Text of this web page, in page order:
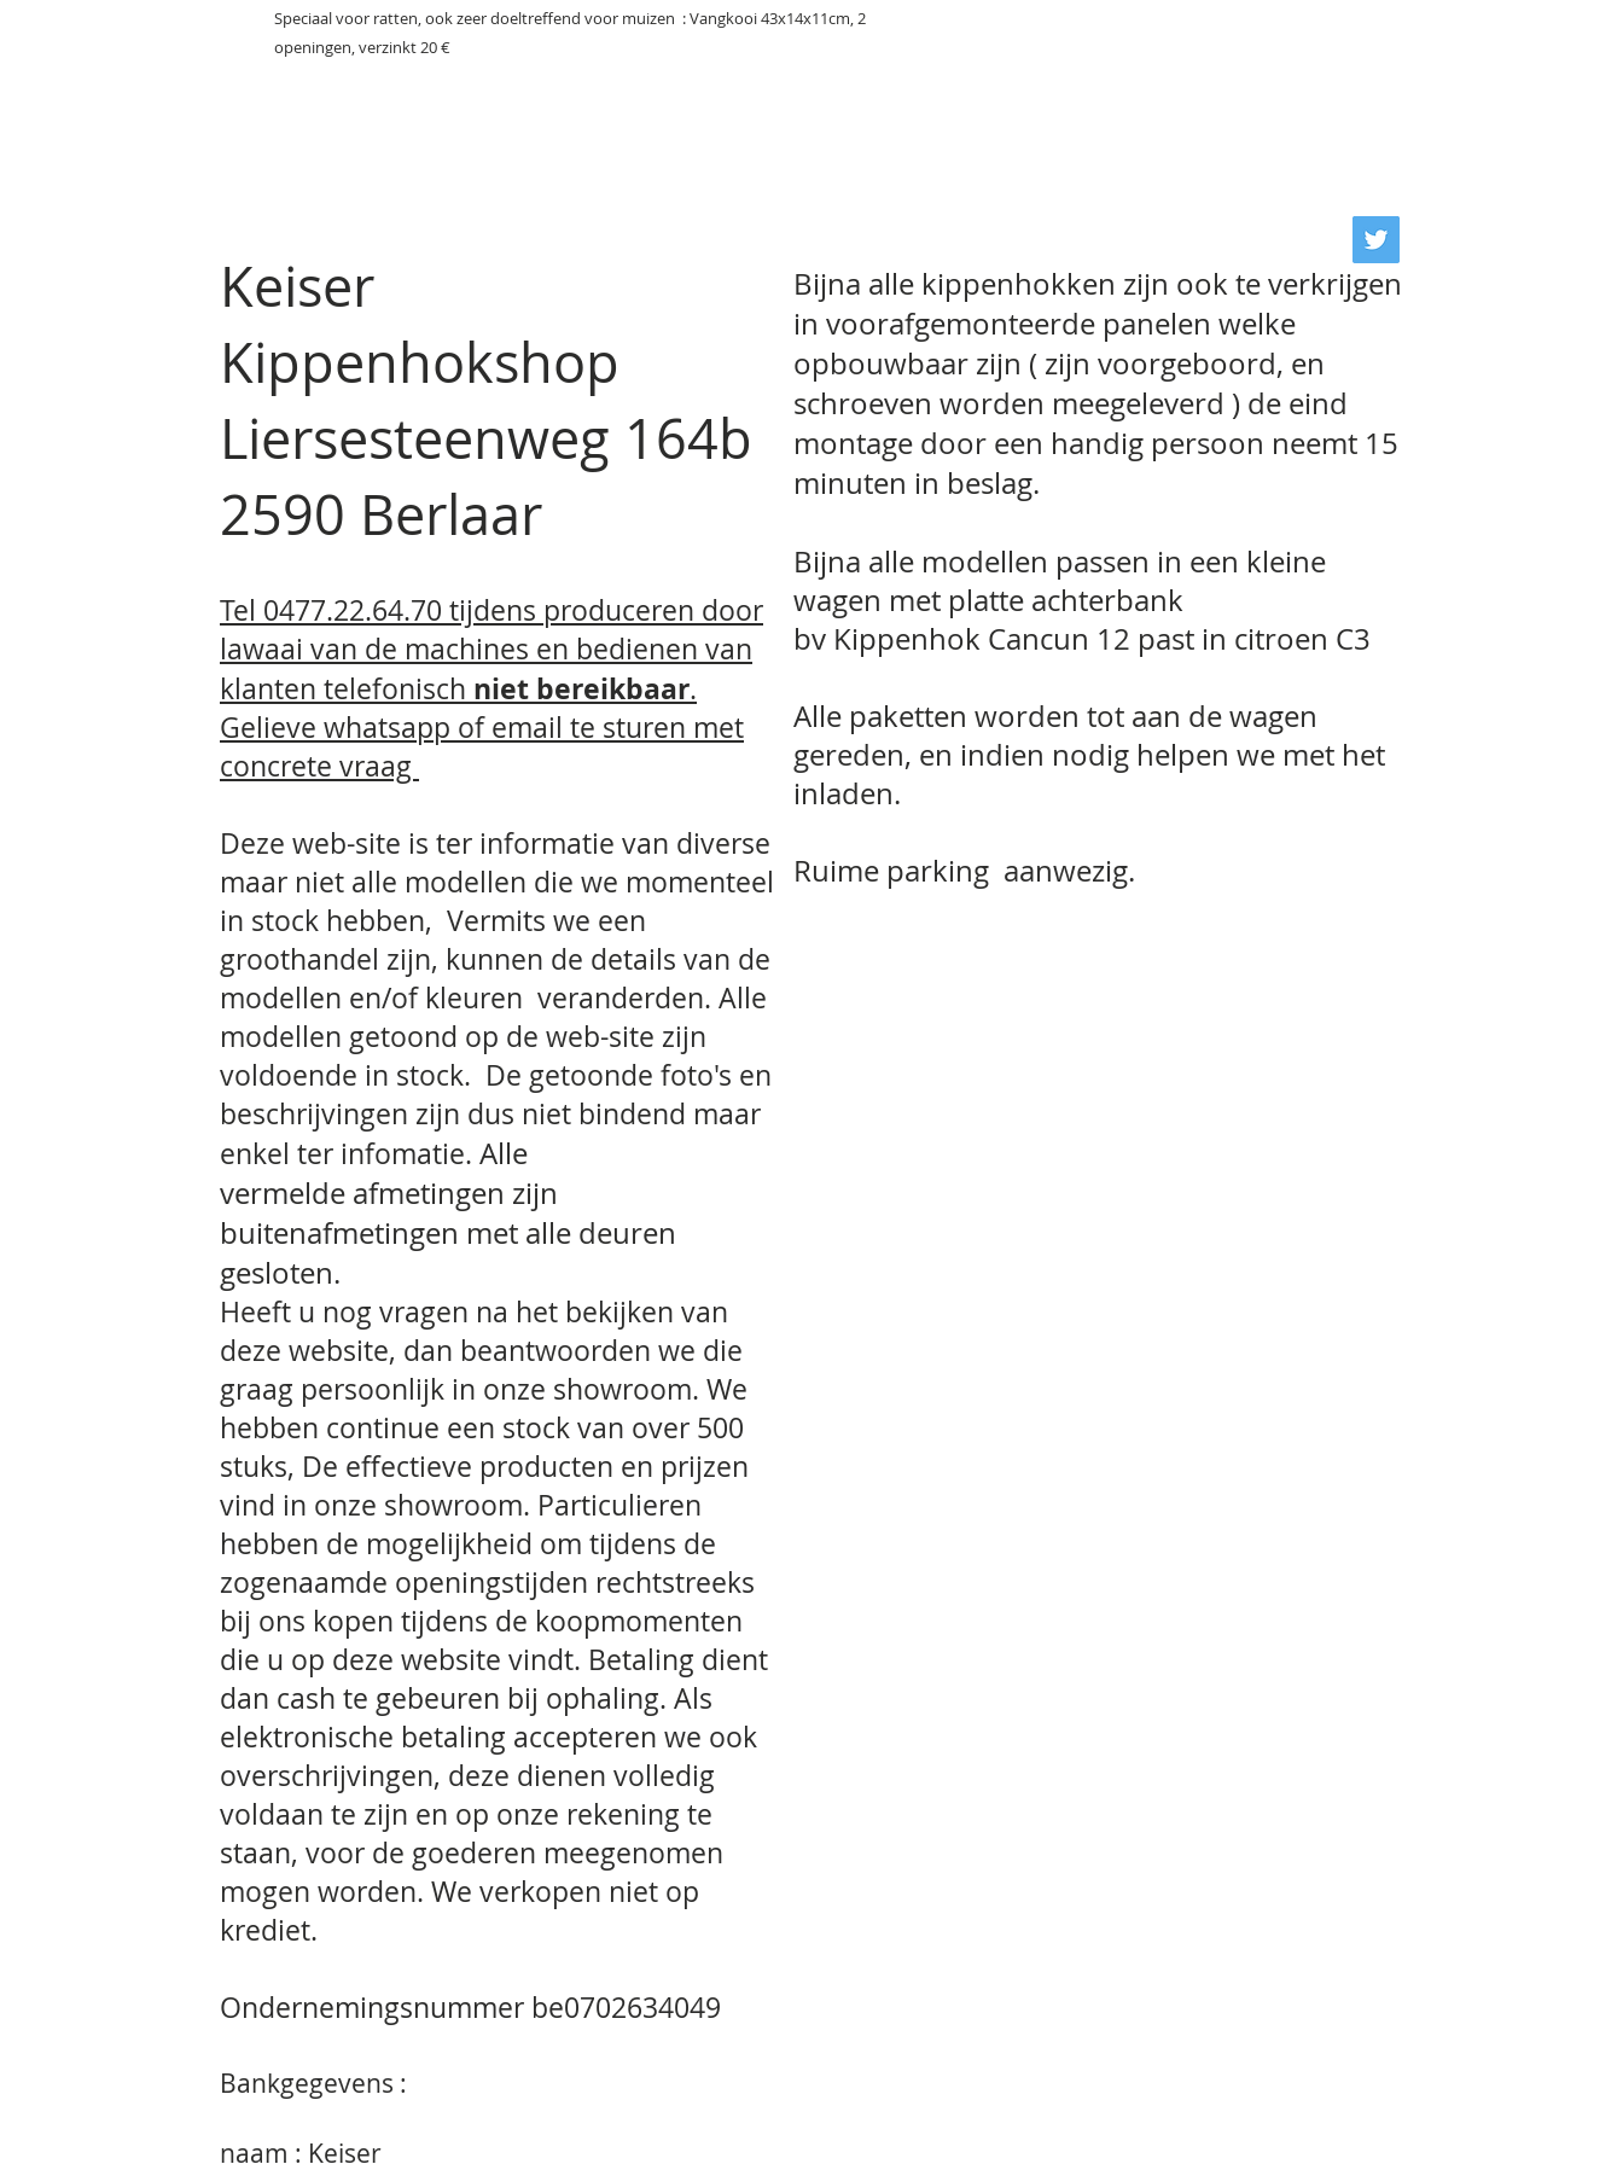
Speciaal voor ratten, ook zeer doeltreffend voor muizen : Vangkooi 43x14x11cm, 2
openingen, verzinkt 20 €
Keiser
Kippenhokshop
Liersesteenweg 164b
2590 Berlaar
Tel 0477.22.64.70 tijdens produceren door
lawaai van de machines en bedienen van
klanten telefonisch niet bereikbaar.
Gelieve whatsapp of email te sturen met
concrete vraag
Deze web-site is ter informatie van diverse
maar niet alle modellen die we momenteel
in stock hebben, Vermits we een
groothandel zijn, kunnen de details van de
modellen en/of kleuren veranderden. Alle
modellen getoond op de web-site zijn
voldoende in stock. De getoonde foto's en
beschrijvingen zijn dus niet bindend maar
enkel ter infomatie. Alle
vermelde afmetingen zijn
buitenafmetingen met alle deuren
gesloten.
Heeft u nog vragen na het bekijken van
deze website, dan beantwoorden we die
graag persoonlijk in onze showroom. We
hebben continue een stock van over 500
stuks, De effectieve producten en prijzen
vind in onze showroom. Particulieren
hebben de mogelijkheid om tijdens de
zogenaamde openingstijden rechtstreeks
bij ons kopen tijdens de koopmomenten
die u op deze website vindt. Betaling dient
dan cash te gebeuren bij ophaling. Als
elektronische betaling accepteren we ook
overschrijvingen, deze dienen volledig
voldaan te zijn en op onze rekening te
staan, voor de goederen meegenomen
mogen worden. We verkopen niet op
krediet.
Ondernemingsnummer be0702634049
Bankgegevens :
naam : Keiser
Bijna alle kippenhokken zijn ook te verkrijgen
in voorafgemonteerde panelen welke
opbouwbaar zijn ( zijn voorgeboord, en
schroeven worden meegeleverd ) de eind
montage door een handig persoon neemt 15
minuten in beslag.
Bijna alle modellen passen in een kleine
wagen met platte achterbank
bv Kippenhok Cancun 12 past in citroen C3
Alle paketten worden tot aan de wagen
gereden, en indien nodig helpen we met het
inladen.
Ruime parking aanwezig.